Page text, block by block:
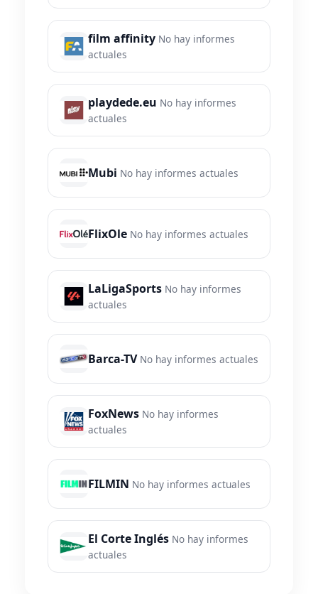
film affinity No hay informes
actuales
playdede.eu No hay informes
actuales
Mubi No hay informes actuales
FlixOle No hay informes actuales
LaLigaSports No hay informes
actuales
Barca-TV No hay informes actuales
FoxNews No hay informes
actuales
FILMIN No hay informes actuales
El Corte Inglés No hay informes
actuales